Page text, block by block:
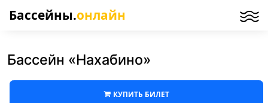
Бассейны.онлайн
Бассейн «Нахабино»
КУПИТЬ БИЛЕТ